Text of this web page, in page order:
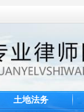
土地法务